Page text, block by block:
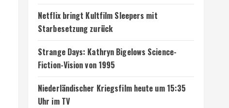
Netflix bringt Kultfilm Sleepers mit
Starbesetzung zurück
Strange Days: Kathryn Bigelows Science-
Fiction-Vision von 1995
Niederländischer Kriegsfilm heute um 15:35
Uhr im TV